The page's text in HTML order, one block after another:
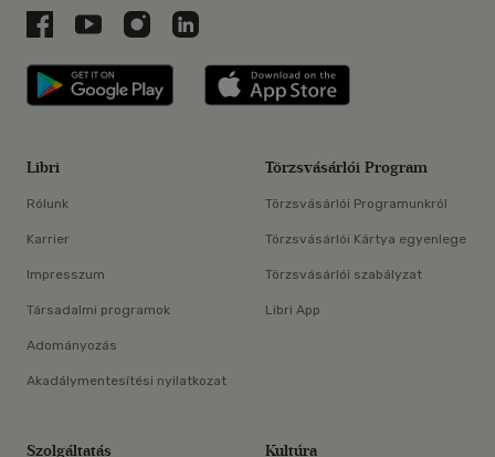
Libri a Facebookon
Libri a Youtube-on
Libri az Instagramon
Libri a LinkedInen
Libri applikáció Szerezd meg: Google
Libri
Rólunk
Karrier
Impresszum
Társadalmi programok
Adományozás
Akadálymentesítési nyilatkozat
Törzsvásárlói Program
Törzsvásárlói Programunkról
Törzsvásárlói Kártya egyenlege
Törzsvásárlói szabályzat
Libri App
Szolgáltatás Kultúra